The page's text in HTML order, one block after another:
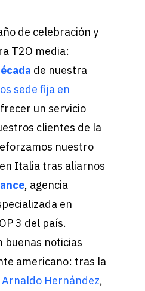
de celebración y
T2O media:
de nuestra
sede fija en
un servicio
clientes de la
nuestro
Italia tras aliarnos
, agencia
en
3 del país.
buenas noticias
americano: tras la
Hernández,